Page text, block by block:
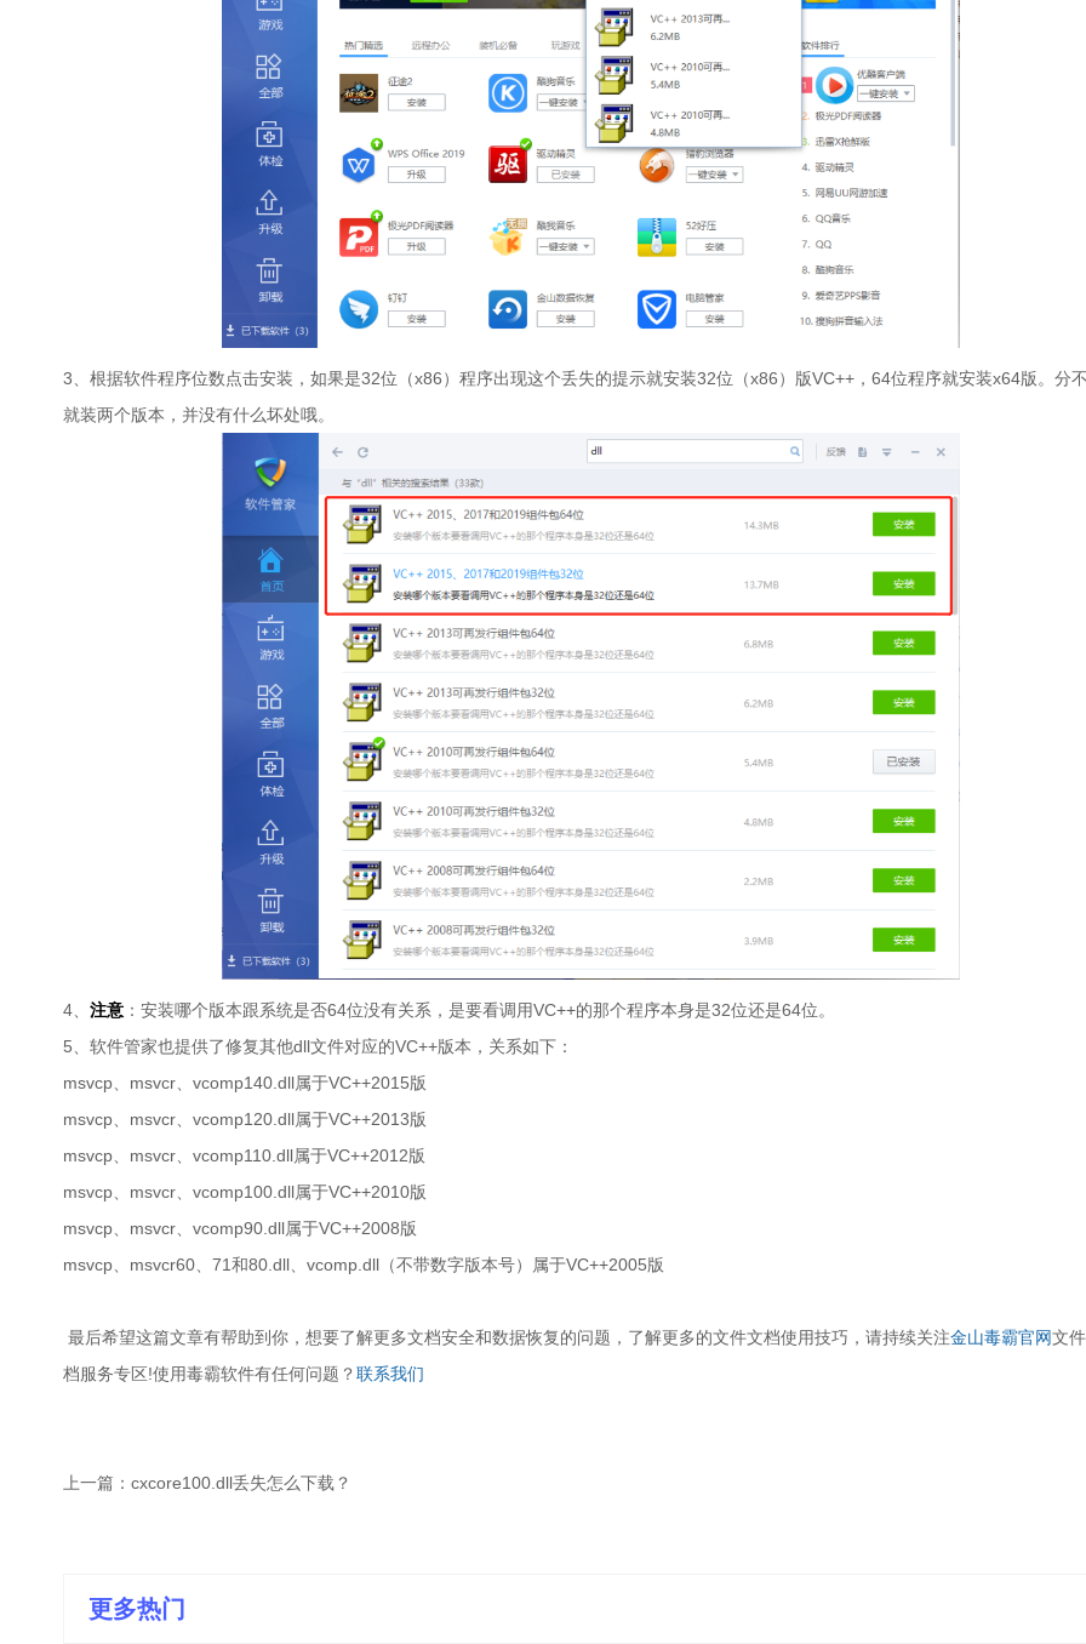
3、根据软件程序位数点击安装，如果是32位（x86）程序出现这个丢失的提示就安装32位（x86）版VC++，64位程序就安装x64版。分
就装两个版本，并没有什么坏处哦。
4、 注意 ：安装哪个版本跟系统是否64位没有关系，是要看调用VC++的那个程序本身是32位还是64位。
5、软件管家也提供了修复其他dll文件对应的VC++版本，关系如下：
msvcp、msvcr、vcomp140.dll属于VC++2015版
msvcp、msvcr、vcomp120.dll属于VC++2013版
msvcp、msvcr、vcomp110.dll属于VC++2012版
msvcp、msvcr、vcomp100.dll属于VC++2010版
msvcp、msvcr、vcomp90.dll属于VC++2008版
msvcp、msvcr60、71和80.dll、vcomp.dll（不带数字版本号）属于VC++2005版
最后希望这篇文章有帮助到你，想要了解更多文档安全和数据恢复的问题，了解更多的文件文档使用技巧，请持续关注金山毒霸官网文
档服务专区!使用毒霸软件有任何问题？联系我们
上一篇： cxcore100.dll丢失怎么下载？
更多热门